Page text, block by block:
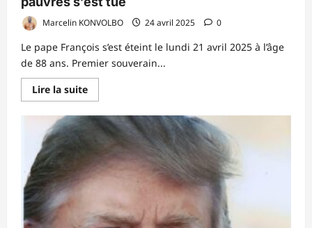
Marcelin KONVOLBO 24 avril 2025 0
Le pape François s’est éteint le lundi 21 avril 2025 à l’âge
de 88 ans. Premier souverain...
Lire la suiteEn
savoir
sur
Décès
pape
François
:
la
voix
pauvres
s’est
tue